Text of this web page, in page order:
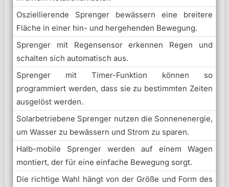
Osziellierende Sprenger bewässern eine breitere
Fläche in einer hin- und hergehenden Bewegung.
Sprenger mit Regensensor erkennen Regen und
schalten sich automatisch aus.
Sprenger mit Timer-Funktion können so
programmiert werden, dass sie zu bestimmten Zeiten
ausgelöst werden.
Solarbetriebene Sprenger nutzen die Sonnenenergie,
um Wasser zu bewässern und Strom zu sparen.
Halb-mobile Sprenger werden auf einem Wagen
montiert, der für eine einfache Bewegung sorgt.
Die richtige Wahl hängt von der Größe und Form des